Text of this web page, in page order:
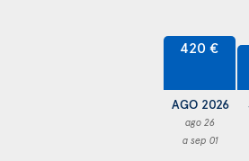
420 €
AGO 2026
ago 26
a sep 01